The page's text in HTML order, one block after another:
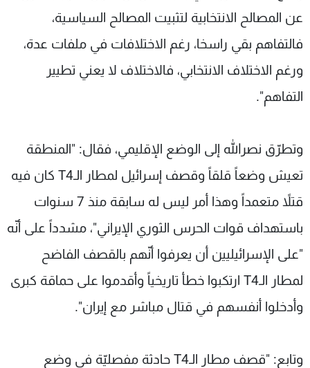
عن المصالح الانتخابية لتثبيت المصالح السياسية،
فالتفاهم بقي راسخا، رغم الاختلافات في ملفات عدة،
ورغم الاختلاف الانتخابي، فالاختلاف لا يعني تطيير
التفاهم".
وتطرّق نصرالله إلى الوضع الإقليمي، فقال: "المنطقة
تعيش وضعاً قلقاً وقصف إسرائيل لمطار الـT4 كان فيه
قتلاً متعمداً وهذا أمر ليس له سابقة منذ 7 سنوات
باستهداف قوات الحرس الثوري الإيراني"، مشدداً على أنّه
"على الإسرائيليين أن يعرفوا أنّهم بالقصف الفاضح
لمطار الـT4 ارتكبوا خطأ تاريخياً وأقدموا على حماقة كبرى
وأدخلوا أنفسهم في قتال مباشر مع إيران".
وتابع: "قصف مطار الـT4 حادثة مفصليّة في وضع